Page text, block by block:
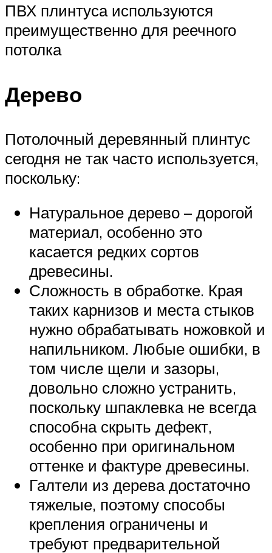
ПВХ плинтуса используются
преимущественно для реечного
потолка
Дерево
Потолочный деревянный плинтус
сегодня не так часто используется,
поскольку:
Натуральное дерево – дорогой
материал, особенно это
касается редких сортов
древесины.
Сложность в обработке. Края
таких карнизов и места стыков
нужно обрабатывать ножовкой и
напильником. Любые ошибки, в
том числе щели и зазоры,
довольно сложно устранить,
поскольку шпаклевка не всегда
способна скрыть дефект,
особенно при оригинальном
оттенке и фактуре древесины.
Галтели из дерева достаточно
тяжелые, поэтому способы
крепления ограничены и
требуют предварительной